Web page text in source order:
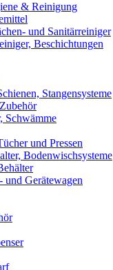
& Reinigung
und Sanitärreiniger
Beschichtungen
Stangensysteme
Schwämme
und Pressen
Bodenwischsysteme
und Gerätewagen